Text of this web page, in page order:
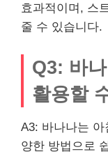
효과적이며, 스
줄 수 있습니다.
Q3: 바
활용할
A3: 바나나는
양한 방법으로